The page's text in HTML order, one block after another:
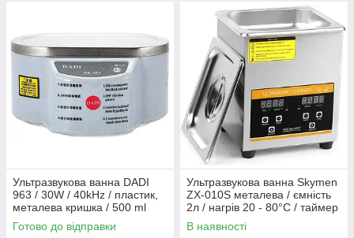
Ультразвукова ванна DADI
963 / 30W / 40kHz / пластик,
металева кришка / 500 ml
Готово до відправки
Ультразвукова ванна Skymen
ZX-010S металева / ємність
2л / нагрів 20 - 80°C / таймер
30 хв. / 60 Вт
В наявності